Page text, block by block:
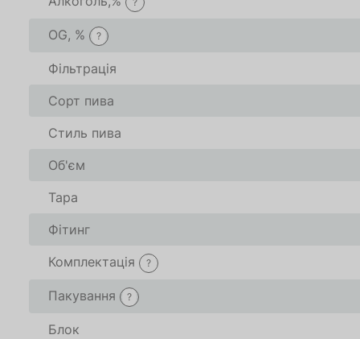
OG, % ?
Фільтрація
Сорт пива
Стиль пива
Об'єм
Тара
Фітинг
Комплектація
?
Пакування ?
Блок